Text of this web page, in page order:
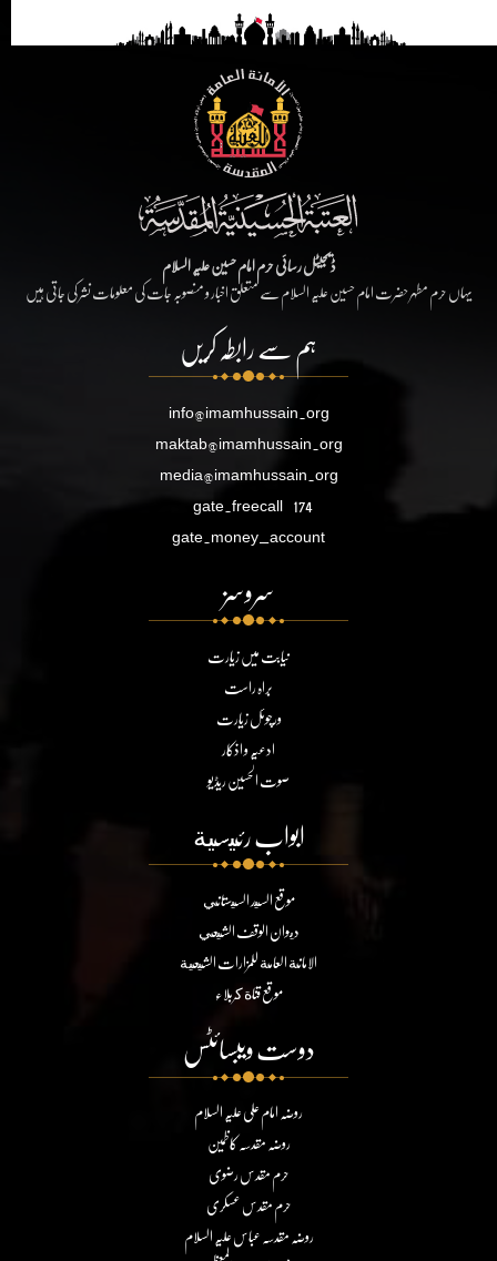
ڈیجیٹل رسائی حرم امام حسین علیہ السلام
یہاں حرم مطہر حضرت امام حسین علیہ السلام سے متعلق اخبار و منصوبہ جات کی معلومات نشر کی جاتی ہیں
ہم سے رابطہ کریں
info@imamhussain.org
maktab@imamhussain.org
media@imamhussain.org
gate.freecall 174
gate.money_account
سروسز
نیابت میں زیارت
براہ راست
ورچوئل زیارت
ادعیہ و اذکار
صوت الحسین ریڈیو
ابواب رئيسية
موقع السيد السيستاني
ديوان الوقف الشيعي
الامانة العامة للمزارات الشيعية
موقع قناة كربلاء
دوست ویبسائٹس
روضہ امام علی علیہ السلام
روضہ مقدسہ کاظمین
حرم مقدس رضوی
حرم مقدس عسکری
روضہ مقدسہ عباس علیہ السلام